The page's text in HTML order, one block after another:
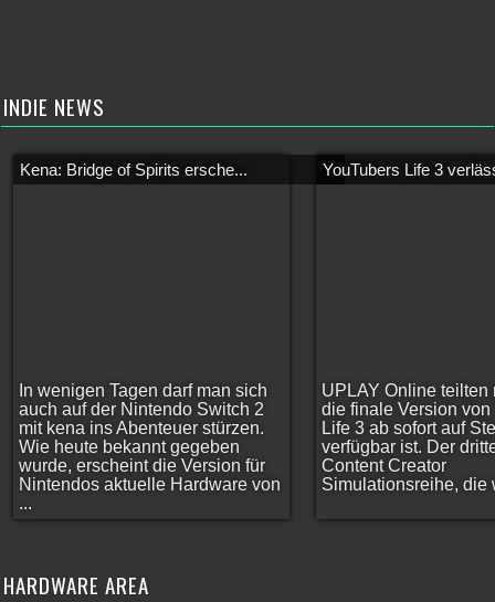
INDIE NEWS
Kena: Bridge of Spirits ersche...
In wenigen Tagen darf man sich
auch auf der Nintendo Switch 2
mit kena ins Abenteuer stürzen.
Wie heute bekannt gegeben
wurde, erscheint die Version für
Nintendos aktuelle Hardware von
...
YouTubers Life 3
UPLAY Online teilten
die finale Version von
Life 3 ab sofort auf
verfügbar ist. Der
Content Creator
Simulationsreihe, die
HARDWARE AREA